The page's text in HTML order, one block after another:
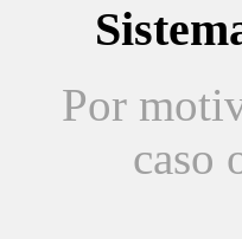
Por
caso